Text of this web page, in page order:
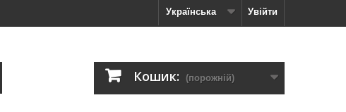
Увійти
Українська
Кошик: (порожній)